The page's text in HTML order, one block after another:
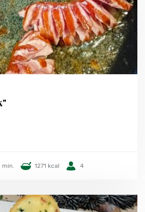
min. 1271 kcal 4